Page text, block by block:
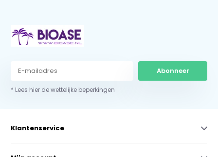
Abonneer
* Lees hier de wettelijke beperkingen
Klantenservice